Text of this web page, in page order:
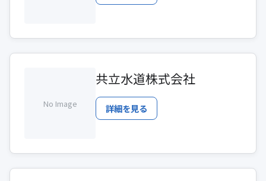
No Image
共立水道株式会社
詳細を見る